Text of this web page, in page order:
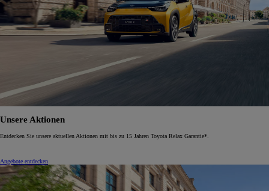
Unsere Aktionen
Entdecken Sie unsere aktuellen Aktionen mit bis zu 15 Jahren Toyota Relax Garantie*.
Angebote entdecken